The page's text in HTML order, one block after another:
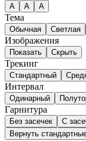
А A A
Тема
Обычная Светлая
Изображения
Показать Скрыть
Трекинг
Стандартный
Интервал
Одинарный
Гарнитура
Без засечек
С
Вернуть